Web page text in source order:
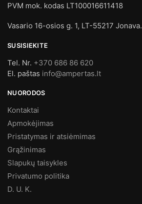
PVM mok. kodas LT100016611418
Vasario 16-osios g. 1, LT-55217 Jonava.
SUSISIEKITE
Tel. Nr. +370 686 86 620
El. paštas info@ampertas.lt
NUORODOS
Kontaktai
Apmokėjimas
Pristatymas ir atsiėmimas
Grąžinimas
Slapukų taisykles
Privatumo politika
D. U. K.